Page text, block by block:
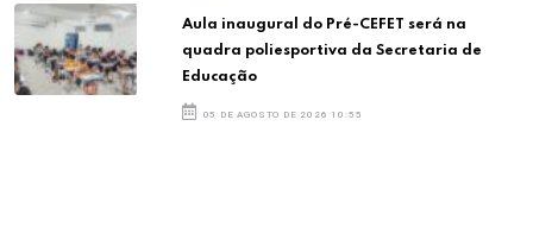
Aula inaugural do Pré-CEFET será na
quadra poliesportiva da Secretaria de
Educação
05 DE AGOSTO DE 2026 10:55